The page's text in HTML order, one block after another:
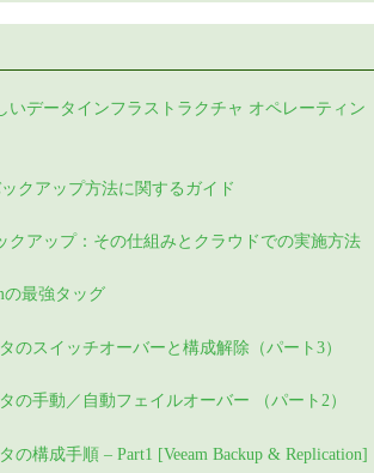
いデータインフラストラクチャ オペレーティン
クアップ方法に関するガイド
クアップ：その仕組みとクラウドでの実施方法
の最強タッグ
のスイッチオーバーと構成解除（パート3）
の手動／自動フェイルオーバー （パート2）
の構成手順 – Part1 [Veeam Backup & Replication]